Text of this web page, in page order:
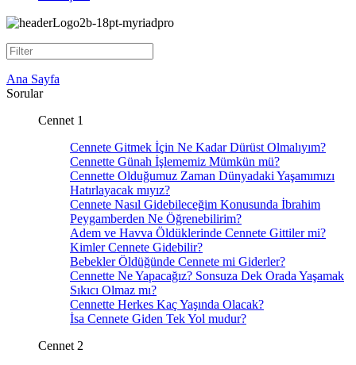
Ana Sayfa
Sorular
Cennet 1
Cennete Gitmek İçin Ne Kadar Dürüst Olmalıyım?
Cennette Günah İşlememiz Mümkün mü?
Cennette Olduğumuz Zaman Dünyadaki Yaşamımızı
Hatırlayacak mıyız?
Cennete Nasıl Gidebileceğim Konusunda İbrahim
Peygamberden Ne Öğrenebilirim?
Adem ve Havva Öldüklerinde Cennete Gittiler mi?
Kimler Cennete Gidebilir?
Bebekler Öldüğünde Cennete mi Giderler?
Cennette Ne Yapacağız? Sonsuza Dek Orada Yaşamak
Sıkıcı Olmaz mı?
Cennette Herkes Kaç Yaşında Olacak?
İsa Cennete Giden Tek Yol mudur?
Cennet 2